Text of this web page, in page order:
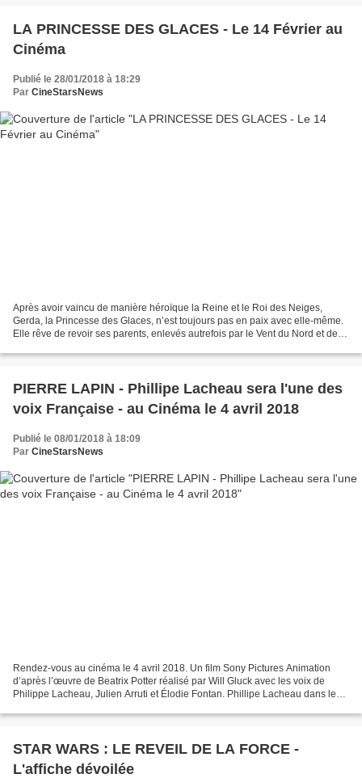
LA PRINCESSE DES GLACES - Le 14 Février au
Cinéma
Publié le 28/01/2018 à 18:29
Par CineStarsNews
Après avoir vaincu de manière héroïque la Reine et le Roi des Neiges,
Gerda, la Princesse des Glaces, n’est toujours pas en paix avec elle-même.
Elle rêve de revoir ses parents, enlevés autrefois par le Vent du Nord et de
PIERRE LAPIN - Phillipe Lacheau sera l'une des
voix Française - au Cinéma le 4 avril 2018
Publié le 08/01/2018 à 18:09
Par CineStarsNews
Rendez-vous au cinéma le 4 avril 2018. Un film Sony Pictures Animation
d’après l’œuvre de Beatrix Potter réalisé par Will Gluck avec les voix de
Philippe Lacheau, Julien Arruti et Élodie Fontan. Phillipe Lacheau dans le
STAR WARS : LE REVEIL DE LA FORCE -
L'affiche dévoilée